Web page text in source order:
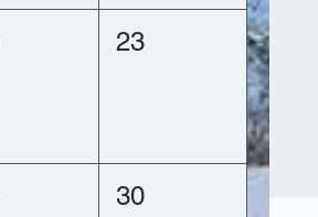
23
30